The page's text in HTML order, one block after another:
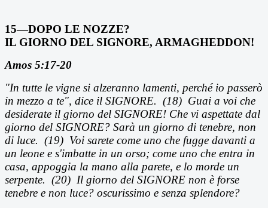
15—DOPO LE NOZZE?
IL GIORNO DEL SIGNORE, ARMAGHEDDON!
Amos 5:17-20
"In tutte le vigne si alzeranno lamenti, perché io passerò
in mezzo a te", dice il SIGNORE. (18) Guai a voi che
desiderate il giorno del SIGNORE! Che vi aspettate dal
giorno del SIGNORE? Sarà un giorno di tenebre, non
di luce. (19) Voi sarete come uno che fugge davanti a
un leone e s'imbatte in un orso; come uno che entra in
casa, appoggia la mano alla parete, e lo morde un
serpente. (20) Il giorno del SIGNORE non è forse
tenebre e non luce? oscurissimo e senza splendore?